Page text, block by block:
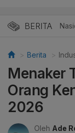
BERITA
Berita
Menaker
Orang
2026
Oleh Ade